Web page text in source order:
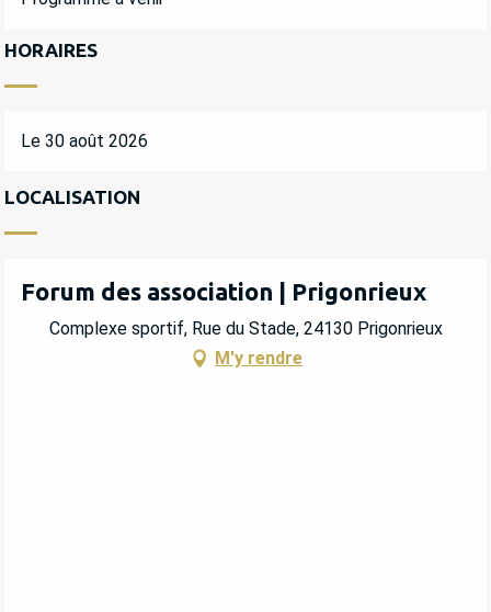
HORAIRES
Le 30 août 2026
LOCALISATION
Forum des association | Prigonrieux
Complexe sportif, Rue du Stade, 24130 Prigonrieux
M'y rendre